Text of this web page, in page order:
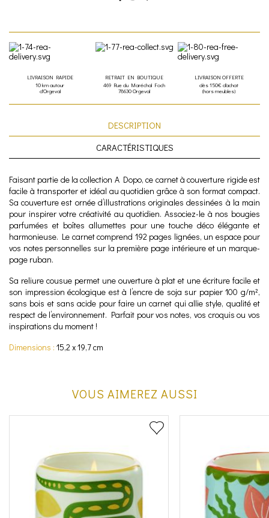
LIVRAISON RAPIDE
10 km autour
d'Orgeval
RETRAIT EN BOUTIQUE
469 Rue du Maréchal Foch
78630 Orgeval
LIVRAISON OFFERTE
dès 150€ d'achat
(hors meubles)
DESCRIPTION
CARACTÉRISTIQUES
Faisant partie de la collection A Dopo, ce carnet à couverture rigide est
facile à transporter et idéal au quotidien grâce à son format compact.
Sa couverture est ornée d’illustrations originales dessinées à la main
pour inspirer votre créativité au quotidien. Associez-le à nos bougies
parfumées et boîtes allumettes pour une touche déco élégante et
harmonieuse. Le carnet comprend 192 pages lignées, un espace pour
vos notes personnelles sur la première page intérieure et un marque-
page ruban.
Sa reliure cousue permet une ouverture à plat et une écriture facile et
son impression écologique est à l’encre de soja sur papier 100 g/m²,
sans bois et sans acide pour faire un carnet qui allie style, qualité et
respect de l’environnement. Parfait pour vos notes, vos croquis ou vos
inspirations du moment !
Dimensions : 15,2 x 19,7 cm
VOUS AIMEREZ AUSSI